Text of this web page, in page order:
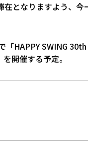
在となりますよう、
「HAPPY SWING
開催する予定。